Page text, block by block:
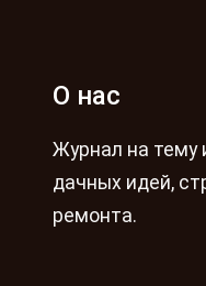
О нас
Журнал на тему
дачных идей,
ремонта.